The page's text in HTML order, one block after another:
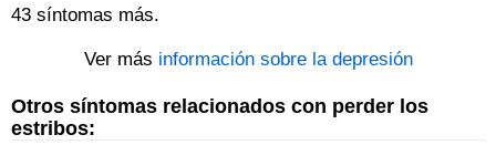
43 síntomas más.
Ver más información sobre la depresión
Otros síntomas relacionados con perder los
estribos: